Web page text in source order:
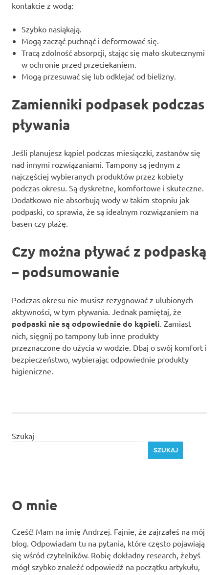
kontakcie z wodą:
Szybko nasiąkają.
Mogą zacząć puchnąć i deformować się.
Tracą zdolność absorpcji, stając się mało skutecznymi
w ochronie przed przeciekaniem.
Mogą przesuwać się lub odklejać od bielizny.
Zamienniki podpasek podczas
pływania
Jeśli planujesz kąpiel podczas miesiączki, zastanów się
nad innymi rozwiązaniami. Tampony są jednym z
najczęściej wybieranych produktów przez kobiety
podczas okresu. Są dyskretne, komfortowe i skuteczne.
Dodatkowo nie absorbują wody w takim stopniu jak
podpaski, co sprawia, że są idealnym rozwiązaniem na
basen czy plażę.
Czy można pływać z podpaską
– podsumowanie
Podczas okresu nie musisz rezygnować z ulubionych
aktywności, w tym pływania. Jednak pamiętaj, że
podpaski nie są odpowiednie do kąpieli. Zamiast
nich, sięgnij po tampony lub inne produkty
przeznaczone do użycia w wodzie. Dbaj o swój komfort i
bezpieczeństwo, wybierając odpowiednie produkty
higieniczne.
Szukaj
SZUKAJ
O mnie
Cześć! Mam na imię Andrzej. Fajnie, że zajrzałeś na mój
blog. Odpowiadam tu na pytania, które często pojawiają
się wśród czytelników. Robię dokładny research, żebyś
mógł szybko znaleźć odpowiedź na początku artykułu,